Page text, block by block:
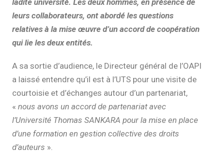
ladite université. Les deux hommes, en présence de
leurs collaborateurs, ont abordé les questions
relatives à la mise œuvre d’un accord de coopération
qui lie les deux entités.
A sa sortie d’audience, le Directeur général de l’OAPI
a laissé entendre qu’il est à l’UTS pour une visite de
courtoisie et d’échanges autour d’un partenariat,
« nous avons un accord de partenariat avec
l’Université Thomas SANKARA pour la mise en place
d’une formation en gestion collective des droits
d’auteurs ».